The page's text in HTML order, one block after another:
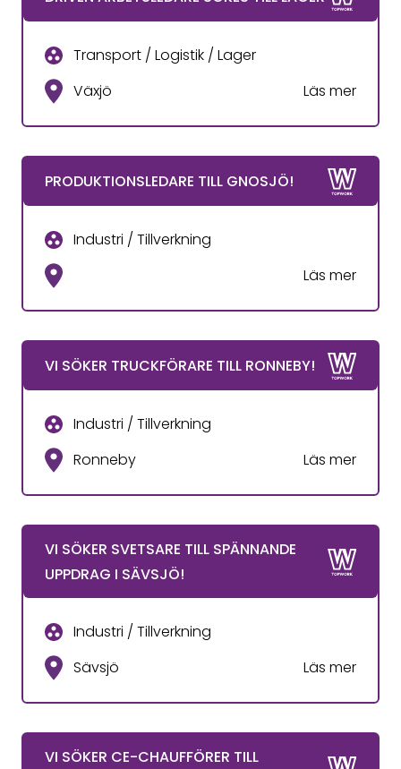
Transport / Logistik / Lager
Växjö
Läs mer
PRODUKTIONSLEDARE TILL GNOSJÖ!
Industri / Tillverkning
Läs mer
VI SÖKER TRUCKFÖRARE TILL RONNEBY!
Industri / Tillverkning
Ronneby
Läs mer
VI SÖKER SVETSARE TILL SPÄNNANDE
UPPDRAG I SÄVSJÖ!
Industri / Tillverkning
Sävsjö
Läs mer
VI SÖKER CE-CHAUFFÖRER TILL